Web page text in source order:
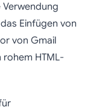
Verwendung
Einfügen von
von Gmail
HTML-